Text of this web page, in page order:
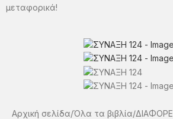
μεταφορικά!
Αρχική σελίδα Όλα τα βιβλία